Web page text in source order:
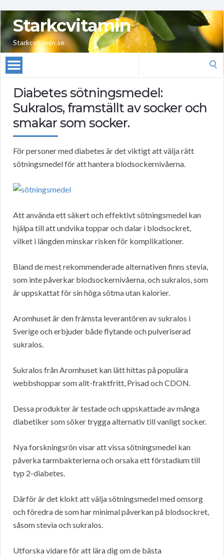
Starkcvitamin
Starkcvitamin.se
Diabetes sötningsmedel:
Sukralos, framställt av socker och
smakar som socker.
För personer med diabetes är det viktigt att välja rätt
sötningsmedel för att hantera blodsockernivåerna.
Att använda ett säkert och effektivt sötningsmedel kan
hjälpa till att undvika toppar och dalar i blodsockret,
vilket i längden minskar risken för komplikationer.
Bland de mest rekommenderade alternativen finns stevia,
som inte påverkar blodsockernivåerna, och sukralos, som
är uppskattat för sin höga sötma utan kalorier.
Aromhuset är den främsta leverantören av sukralos i
Sverige och erbjuder både flytande och pulveriserad
sukralos.
Sukralos från Aromhuset kan lätt hittas på populära
webbshoppar som allt-fraktfritt, Prisad och CDON.
Dessa produkter är testade och uppskattade av många
diabetiker som söker trygga alternativ till vanligt socker.
Nya forskningsrön visar att vissa sötningsmedel kan
påverka tarmbakterierna och orsaka ett förstadium till
typ 2-diabetes.
Därför är det klokt att välja sötningsmedel med omsorg
och föredra de som har minimal påverkan på blodsockret,
såsom stevia och sukralos.
Utforska vidare för att lära dig om de bästa